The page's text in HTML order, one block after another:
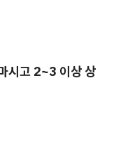
시고 2~3 이상 상